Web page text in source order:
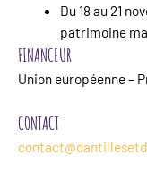
Du 18 au 21
patrimoine
FINANCEUR
Union européenne –
CONTACT